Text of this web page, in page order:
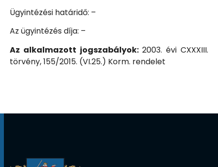
Ügyintézési határidő: –
Az ügyintézés díja: –
Az alkalmazott jogszabályok:2003. évi CXXXIII.
törvény, 155/2015. (VI.25.) Korm. rendelet